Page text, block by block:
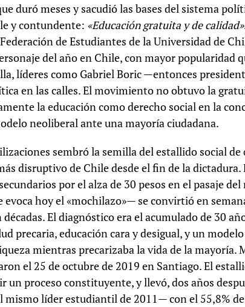
duró meses y sacudió las bases del sistema
y contundente: «Educación gratuita y de calidad»
de Estudiantes de la Universidad de
del año en Chile, con mayor popularidad
líderes como Gabriel Boric —entonces
en las calles. El movimiento no obtuvo la
la educación como derecho social en la
neoliberal ante una mayoría ciudadana.
sembró la semilla del estallido social de
disruptivo de Chile desde el fin de la dictadura.
por el alza de 30 pesos en el pasaje
evoca hoy el «mochilazo»— se convirtió en
décadas. El diagnóstico era el acumulado de 30
precaria, educación cara y desigual, y un
mientras precarizaba la vida de la mayoría.
el 25 de octubre de 2019 en Santiago. El
un proceso constituyente, y llevó, dos años
mismo líder estudiantil de 2011— con el 55,8%